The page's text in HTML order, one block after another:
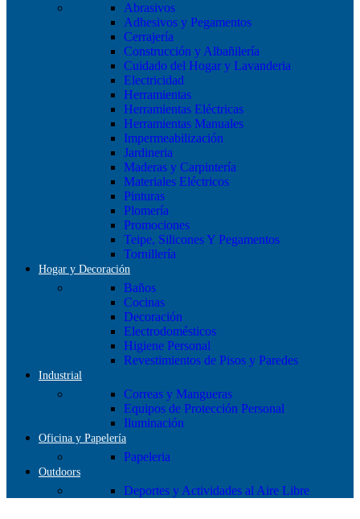
Abrasivos
Adhesivos y Pegamentos
Cerrajería
Construcción y Albañilería
Cuidado del Hogar y Lavanderia
Electricidad
Herramientas
Herramientas Eléctricas
Herramientas Manuales
Impermeabilización
Jardineria
Maderas y Carpintería
Materiales Eléctricos
Pinturas
Plomería
Promociones
Teipe, Silicones Y Pegamentos
Tornillería
Hogar y Decoración
Baños
Cocinas
Decoración
Electrodomésticos
Higiene Personal
Revestimientos de Pisos y Paredes
Industrial
Correas y Mangueras
Equipos de Protección Personal
Iluminación
Oficina y Papelería
Papeleria
Outdoors
Deportes y Actividades al Aire Libre